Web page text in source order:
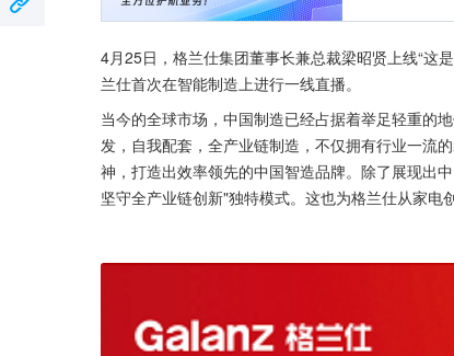
4月25日，格兰仕集团董事长兼总裁梁昭贤上线“这
兰仕首次在智能制造上进行一线直播。
当今的全球市场，中国制造已经占据着举足轻重的
发，自我配套，全产业链制造，不仅拥有行业一流
神，打造出效率领先的中国智造品牌。除了展现出
坚守全产业链创新"独特模式。这也为格兰仕从家电